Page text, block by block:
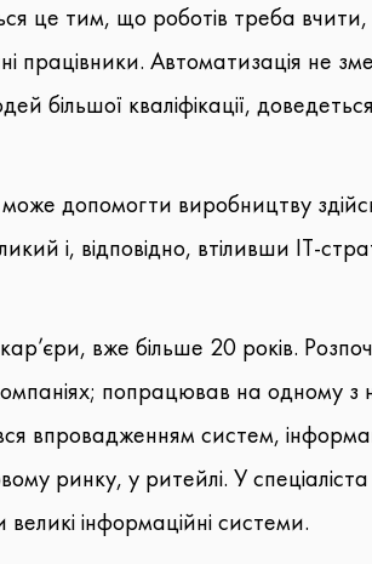
це тим, що роботів треба
працівники. Автоматизація
більшої кваліфікації,
допомогти виробництву
і, відповідно, втіливши IT-
вже більше 20 років.
попрацював на одному з
впровадженням систем,
ринку, у ритейлі. У
інформаційні системи.